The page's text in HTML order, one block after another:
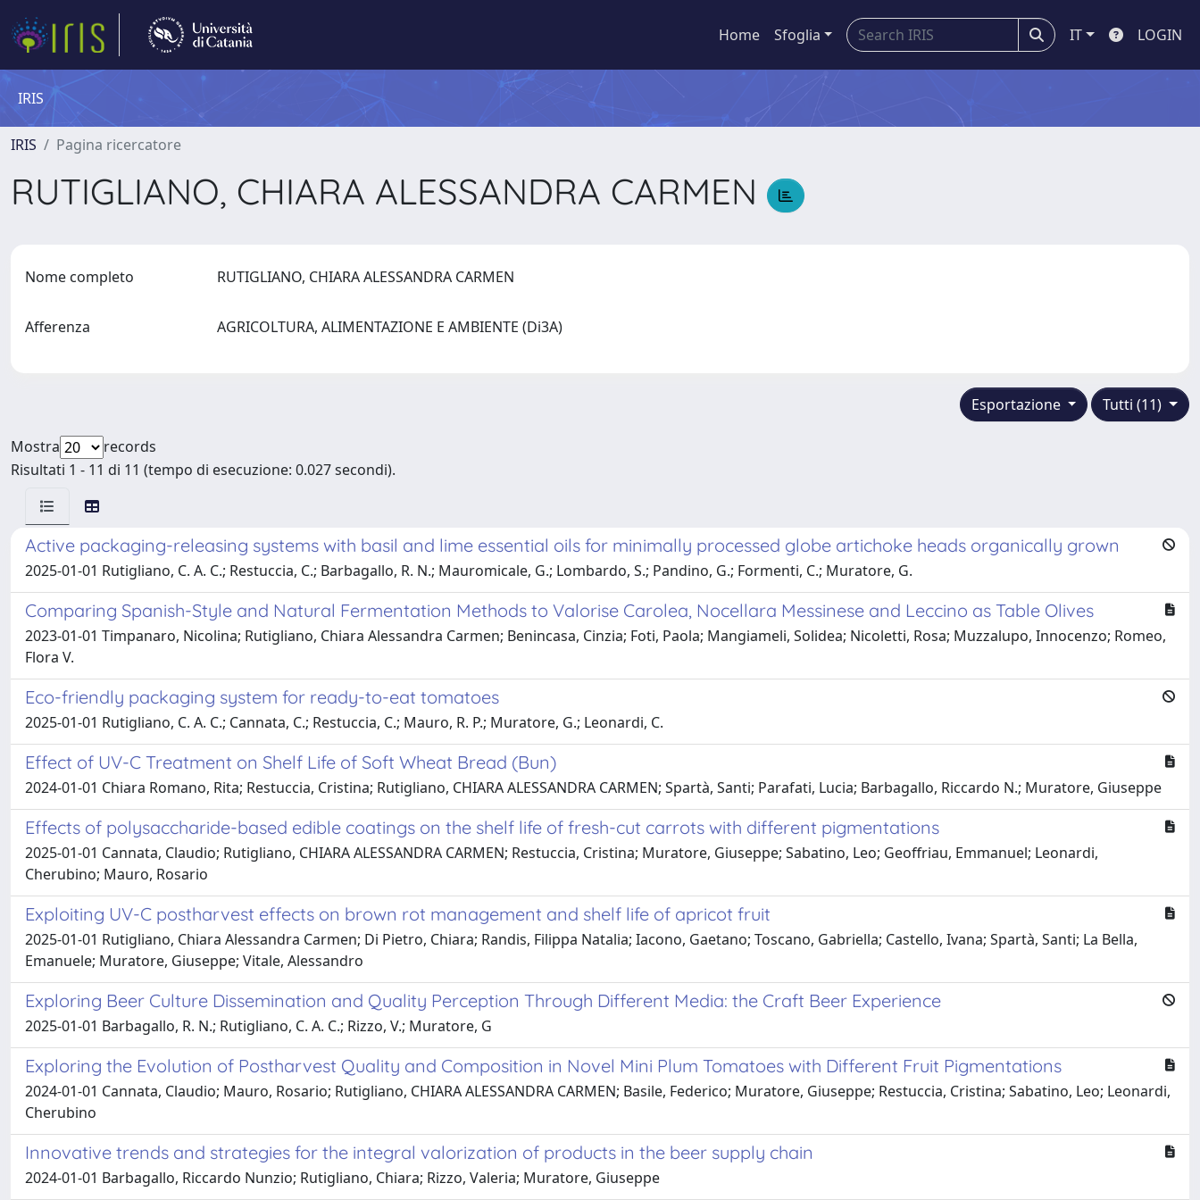
Home Sfoglia IT LOGIN
IRIS
IRIS Pagina ricercatore
RUTIGLIANO, CHIARA ALESSANDRA CARMEN
Nome completo RUTIGLIANO, CHIARA ALESSANDRA CARMEN
Afferenza AGRICOLTURA, ALIMENTAZIONE E AMBIENTE (Di3A)
Tutti (11)
Esportazione
Mostra
records
Risultati 1 - 11 di 11 (tempo di esecuzione: 0.027 secondi).
Active packaging-releasing systems with basil and lime essential oils for minimally processed globe artichoke heads organically grown
2025-01-01 Rutigliano, C. A. C.; Restuccia, C.; Barbagallo, R. N.; Mauromicale, G.; Lombardo, S.; Pandino, G.; Formenti, C.; Muratore, G.
Comparing Spanish-Style and Natural Fermentation Methods to Valorise Carolea, Nocellara Messinese and Leccino as Table Olives
2023-01-01 Timpanaro, Nicolina; Rutigliano, Chiara Alessandra Carmen; Benincasa, Cinzia; Foti, Paola; Mangiameli, Solidea; Nicoletti, Rosa; Muzzalupo, Innocenzo; Romeo,
Flora V.
Eco-friendly packaging system for ready-to-eat tomatoes
2025-01-01 Rutigliano, C. A. C.; Cannata, C.; Restuccia, C.; Mauro, R. P.; Muratore, G.; Leonardi, C.
Effect of UV-C Treatment on Shelf Life of Soft Wheat Bread (Bun)
2024-01-01 Chiara Romano, Rita; Restuccia, Cristina; Rutigliano, CHIARA ALESSANDRA CARMEN; Spartà, Santi; Parafati, Lucia; Barbagallo, Riccardo N.; Muratore, Giuseppe
Effects of polysaccharide-based edible coatings on the shelf life of fresh-cut carrots with different pigmentations
2025-01-01 Cannata, Claudio; Rutigliano, CHIARA ALESSANDRA CARMEN; Restuccia, Cristina; Muratore, Giuseppe; Sabatino, Leo; Geoffriau, Emmanuel; Leonardi,
Cherubino; Mauro, Rosario
Exploiting UV-C postharvest effects on brown rot management and shelf life of apricot fruit
2025-01-01 Rutigliano, Chiara Alessandra Carmen; Di Pietro, Chiara; Randis, Filippa Natalia; Iacono, Gaetano; Toscano, Gabriella; Castello, Ivana; Spartà, Santi; La Bella,
Emanuele; Muratore, Giuseppe; Vitale, Alessandro
Exploring Beer Culture Dissemination and Quality Perception Through Different Media: the Craft Beer Experience
2025-01-01 Barbagallo, R. N.; Rutigliano, C. A. C.; Rizzo, V.; Muratore, G
Exploring the Evolution of Postharvest Quality and Composition in Novel Mini Plum Tomatoes with Different Fruit Pigmentations
2024-01-01 Cannata, Claudio; Mauro, Rosario; Rutigliano, CHIARA ALESSANDRA CARMEN; Basile, Federico; Muratore, Giuseppe; Restuccia, Cristina; Sabatino, Leo; Leonardi,
Cherubino
Innovative trends and strategies for the integral valorization of products in the beer supply chain
2024-01-01 Barbagallo, Riccardo Nunzio; Rutigliano, Chiara; Rizzo, Valeria; Muratore, Giuseppe